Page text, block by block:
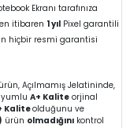
Ekranı tarafınıza
itibaren 1 yıl Pixel garantili
hiçbir resmi garantisi
Açılmamış Jelatininde,
A+ Kalite orjinal
Kaliteolduğunu ve
ürün olmadığını kontrol